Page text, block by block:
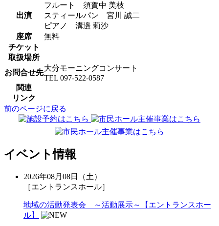
出演
フルート 須賀中 美枝
スティールパン 宮川 誠二
ピアノ 溝邉 莉沙
座席
無料
チケット
取扱場所
お問合せ先
大分モーニングコンサート
TEL 097-522-0587
関連
リンク
前のページに戻る
イベント情報
2026年08月08日（土）
［エントランスホール］
地域の活動発表会 ～活動展示～【エントランスホー
ル】